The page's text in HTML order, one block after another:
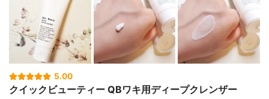
5.00
クイックビューティー QBワキ用ディープクレンザー